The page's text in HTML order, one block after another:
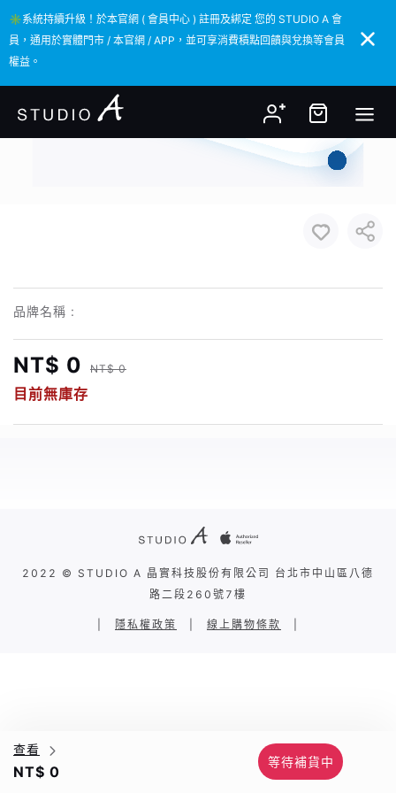
✳️系統持續升級！於本官網 ( 會員中心 ) 註冊及綁定 您的 STUDIO A 會
員，通用於實體門市 / 本官網 / APP，並可享消費積點回饋與兌換等會員
權益。
✳️系統持續升級！於本官網 ( 會員中心 ) 註冊及綁定 您的 STUDIO A 會
員，通用於實體門市 / 本官網 / APP，並可享消費積點回饋與兌換等會員
權益。
品牌名稱 :
NT$ 0 NT$ 0
目前無庫存
查看
NT$ 0
等待補貨中
2022 © STUDIO A 晶實科技股份有限公司 台北市中山區八德
路二段260號7樓
隱私權政策 線上購物條款